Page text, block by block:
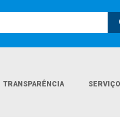
TRANSPARÊNCIA